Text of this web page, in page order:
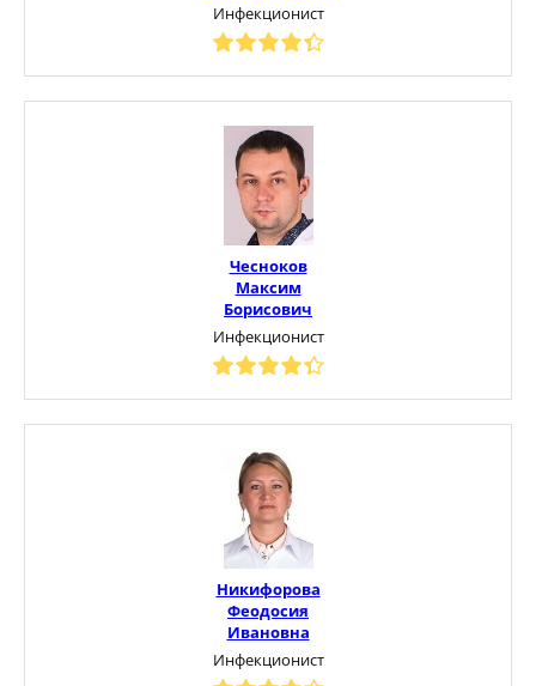
Инфекционист
Чесноков
Максим
Борисович
Инфекционист
Никифорова
Феодосия
Ивановна
Инфекционист